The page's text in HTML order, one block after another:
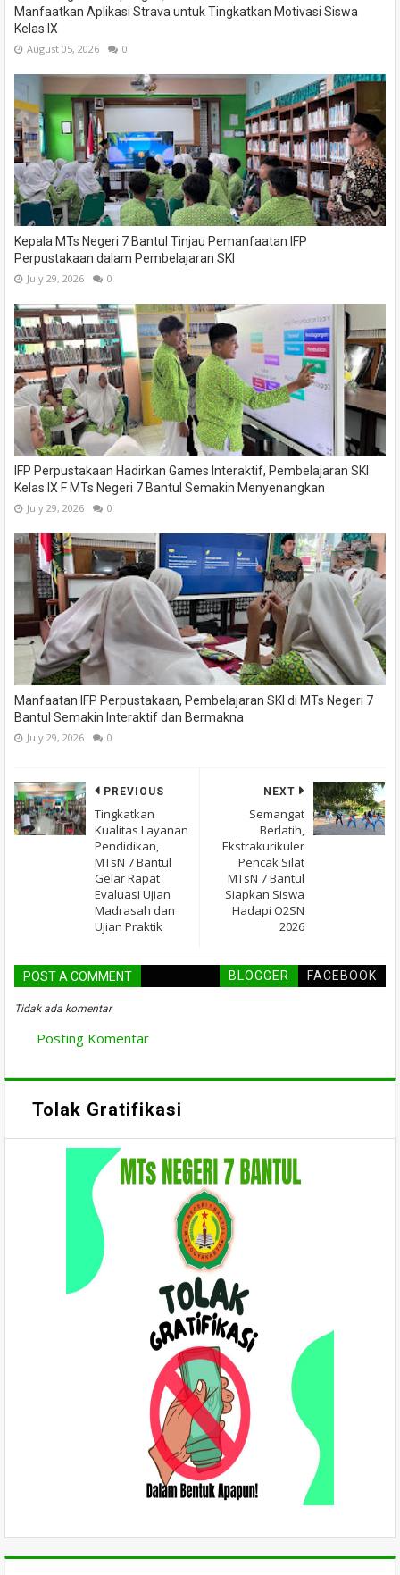
Manfaatkan Aplikasi Strava untuk Tingkatkan Motivasi Siswa
Kelas IX
August 05, 2026 0
Kepala MTs Negeri 7 Bantul Tinjau Pemanfaatan IFP
Perpustakaan dalam Pembelajaran SKI
July 29, 2026 0
IFP Perpustakaan Hadirkan Games Interaktif, Pembelajaran SKI
Kelas IX F MTs Negeri 7 Bantul Semakin Menyenangkan
July 29, 2026 0
Manfaatan IFP Perpustakaan, Pembelajaran SKI di MTs Negeri 7
Bantul Semakin Interaktif dan Bermakna
July 29, 2026 0
NEXT
Semangat
Berlatih,
Ekstrakurikuler
Pencak Silat
MTsN 7 Bantul
Siapkan Siswa
Hadapi O2SN
2026
PREVIOUS
Tingkatkan
Kualitas Layanan
Pendidikan,
MTsN 7 Bantul
Gelar Rapat
Evaluasi Ujian
Madrasah dan
Ujian Praktik
POST A COMMENT BLOGGER FACEBOOK
Tidak ada komentar
Posting Komentar
Tolak Gratifikasi